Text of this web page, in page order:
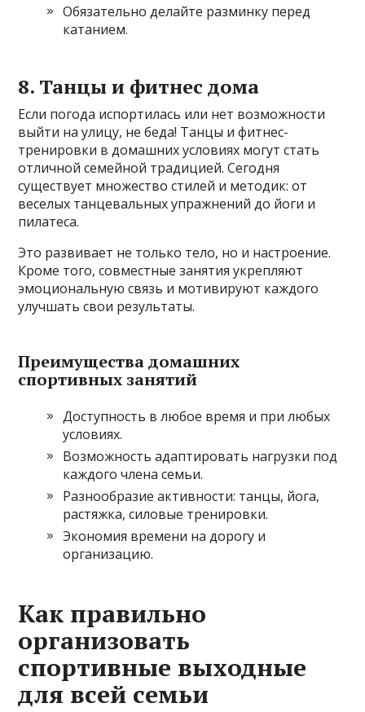
Обязательно делайте разминку перед
катанием.
8. Танцы и фитнес дома
Если погода испортилась или нет возможности
выйти на улицу, не беда! Танцы и фитнес-
тренировки в домашних условиях могут стать
отличной семейной традицией. Сегодня
существует множество стилей и методик: от
веселых танцевальных упражнений до йоги и
пилатеса.
Это развивает не только тело, но и настроение.
Кроме того, совместные занятия укрепляют
эмоциональную связь и мотивируют каждого
улучшать свои результаты.
Преимущества домашних
спортивных занятий
Доступность в любое время и при любых
условиях.
Возможность адаптировать нагрузки под
каждого члена семьи.
Разнообразие активности: танцы, йога,
растяжка, силовые тренировки.
Экономия времени на дорогу и
организацию.
Как правильно
организовать
спортивные выходные
для всей семьи